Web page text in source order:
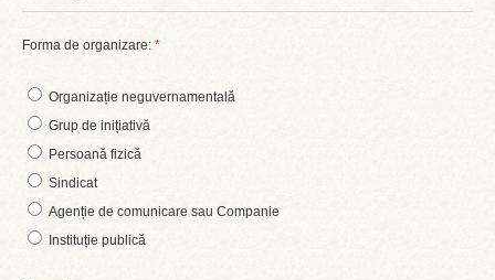
Forma de organizare: *
Organizație neguvernamentală
Grup de inițiativă
Persoană fizică
Sindicat
Agenție de comunicare sau Companie
Instituție publică